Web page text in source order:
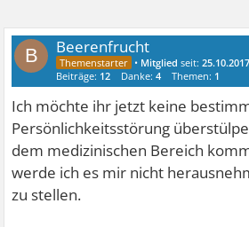
B Beerenfrucht
• Mitglied seit:25.10.2017
Beiträge: 12 Danke:4 Themen: 1
Ich möchte ihr jetzt keine
Persönlichkeitsstörung
dem medizinischen Bereich
werde ich es mir nicht
zu stellen.